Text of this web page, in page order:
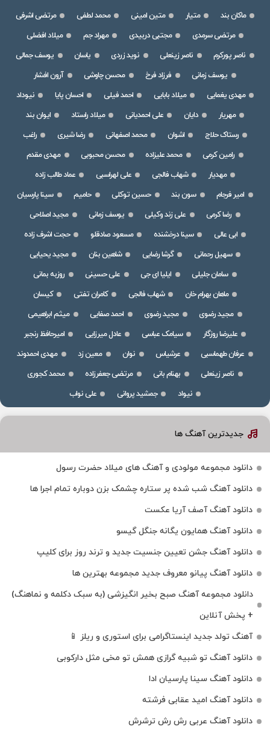
ماکان بند
متیار متین امینی محمد لطفی
مرتضی اشرفی
مرتضی سرمدی
مجتبی دربیدی مهراد جم
میلاد افضلی
ناصر پورکرم
ناصر زینعلی نوید زردی یاسان
یوسف جمالی
یوسف زمانی
فرزاد فرخ محسن چاوشی
آرون افشار
مهدی یغمایی
میلاد بابایی احمد فیلی احسان پایا
نیوداد
مهریار
دایان علی احمدیانی میلاد راستاد
ایوان بند
رستاک حلاج
اشوان محمد اصفهانی رضا شیری
راغب
رامین کرمی
محمد علیزاده محسن محبوبی
مهدی مقدم
مهدیار
شهاب فالجی علی لهراسبی
عماد طالب زاده
امیر فرجام
سون بند حسین توکلی حامیم
سینا پارسیان
رضا کرمی
علی زند وکیلی یوسف زمانی
مجید اصلاحی
ابی عالی
سینا درخشنده مسعود صادقلو
حجت اشرف زاده
سهیل رحمانی
گرشا رضایی شاهین بنان
مجید یحیایی
سامان جلیلی
ایلیا ای جی علی حسینی
روزبه بمانی
ماهان بهرام خان
شهاب فالجی کامران تفتی
کیسان
مجید رضوی
مجید رضوی احمد صفایی
میثم ابراهیمی
علیرضا روزگار
سیامک عباسی عادل میرزایی
امیرحافظ رنجبر
عرفان طهماسبی
عرشیاس نوان معین زد
مهدی احمدوند
ناصر زینعلی
بهنام بانی مرتضی جعفرزاده
محمد کجوری
نیواد
جمشید پروانی علی نواب
جدیدترین آهنگ ها
دانلود مجموعه مولودی و آهنگ های میلاد حضرت رسول
دانلود آهنگ شب شده پر ستاره چشمک بزن دوباره تمام اجرا ها
دانلود آهنگ آصف آریا عکست
دانلود آهنگ همایون یگانه جنگل گیسو
دانلود آهنگ جشن تعیین جنسیت جدید و ترند روز برای کلیپ
دانلود آهنگ پیانو معروف جدید مجموعه بهترین ها
دانلود مجموعه آهنگ صبح بخیر انگیزشی (به سبک دکلمه و نماهنگ)
+ پخش آنلاین
آهنگ تولد جدید اینستاگرامی برای استوری و ریلز 📱
دانلود آهنگ تو شبیه گرازی همش تو مخی مثل دارکوبی
دانلود آهنگ سینا پارسیان ادا
دانلود آهنگ امید عقابی فرشته
دانلود آهنگ عربی رش رش ترشرش